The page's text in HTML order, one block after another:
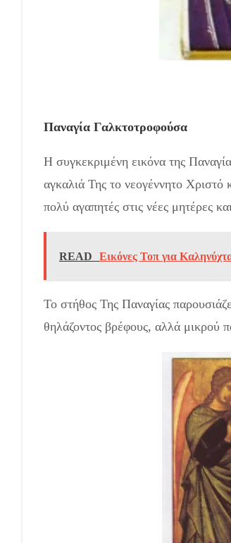
Παναγία Γαλκτοτροφούσα
Η συγκεκριμένη εικόνα της
αγκαλιά Της το νεογέννητο Χριστό
πολύ αγαπητές στις νέες μητέρες
READ Εικόνες Τοπ για
Το στήθος Της Παναγίας
θηλάζοντος βρέφους, αλλά μικρού